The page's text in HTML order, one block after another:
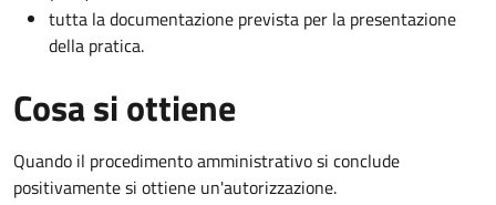
tutta la documentazione prevista per la presentazione
della pratica.
Cosa si ottiene
Quando il procedimento amministrativo si conclude
positivamente si ottiene un'autorizzazione.